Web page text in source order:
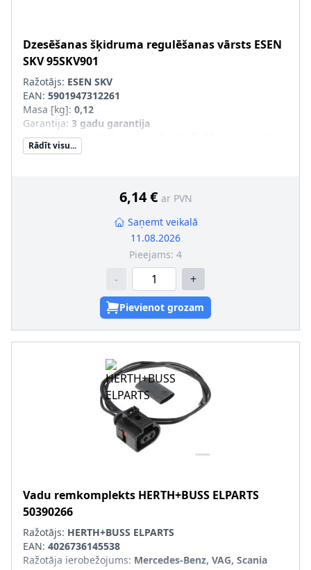
Dzesēšanas šķidruma regulēšanas vārsts ESEN
SKV95SKV901
Ražotājs: ESEN SKV
EAN: 5901947312261
Masa [kg]: 0,12
Garantija: 3 gadu garantija
Jaunā det. obl. jāsal. ar veco det.(īpaši OE/oriģ. det. Nr.)
Rādīt visu...
6,14 € ar PVN
Saņemt veikalā
11.08.2026
Pieejams: 4
- +
Pievienot grozam
Vadu remkomplekts HERTH+BUSS ELPARTS
50390266
Ražotājs: HERTH+BUSS ELPARTS
EAN: 4026736145538
Ražotāja ierobežojums: Mercedes-Benz, VAG, Scania